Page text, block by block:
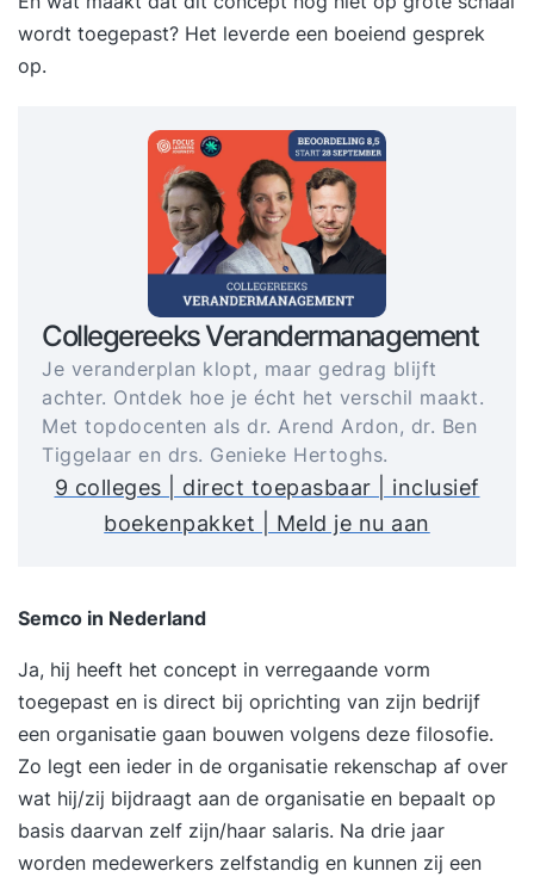
wordt toegepast? Het leverde een boeiend gesprek
op.
Collegereeks Verandermanagement
Je veranderplan klopt, maar gedrag blijft
achter. Ontdek hoe je écht het verschil maakt.
Met topdocenten als dr. Arend Ardon, dr. Ben
Tiggelaar en drs. Genieke Hertoghs.
9 colleges | direct toepasbaar | inclusief
boekenpakket | Meld je nu aan
Semco in Nederland
Ja, hij heeft het concept in verregaande vorm
toegepast en is direct bij oprichting van zijn bedrijf
een organisatie gaan bouwen volgens deze filosofie.
Zo legt een ieder in de organisatie rekenschap af over
wat hij/zij bijdraagt aan de organisatie en bepaalt op
basis daarvan zelf zijn/haar salaris. Na drie jaar
worden medewerkers zelfstandig en kunnen zij een